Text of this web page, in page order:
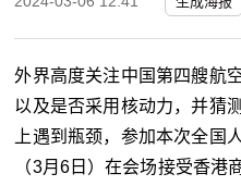
外界高度关注中国第四艘航
以及是否采用核动力，并猜
上遇到瓶颈，参加本次全国
（3月6日）在会场接受香港